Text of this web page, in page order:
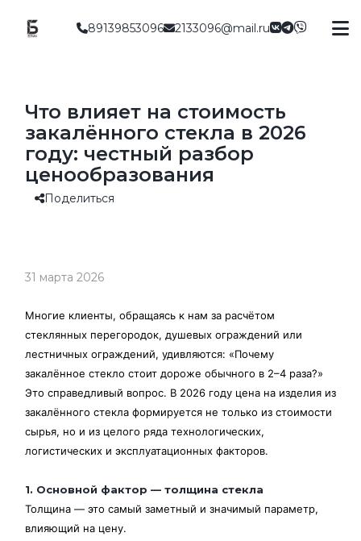
89139853096 2133096@mail.ru
Что влияет на стоимость
закалённого стекла в 2026
году: честный разбор
ценообразования
Поделиться
31 марта 2026
Многие клиенты, обращаясь к нам за расчётом
стеклянных перегородок, душевых ограждений или
лестничных ограждений, удивляются: «Почему
закалённое стекло стоит дороже обычного в 2–4 раза?»
Это справедливый вопрос. В 2026 году цена на изделия из
закалённого стекла формируется не только из стоимости
сырья, но и из целого ряда технологических,
логистических и эксплуатационных факторов.
1. Основной фактор — толщина стекла
Толщина — это самый заметный и значимый параметр,
влияющий на цену.